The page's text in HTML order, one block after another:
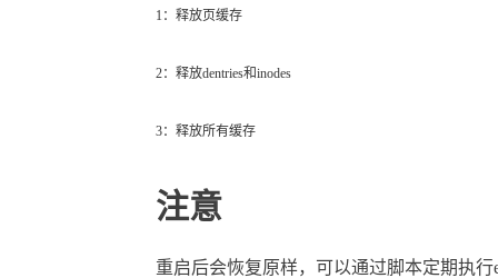
1：释放页缓存
2：释放dentries和inodes
3：释放所有缓存
注意
重启后会恢复原样，可以通过脚本定期执行